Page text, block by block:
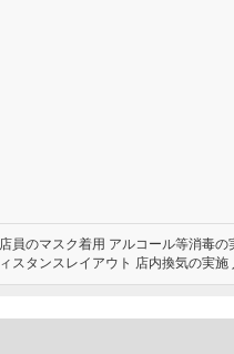
店員のマスク着用 アルコール等消毒の
ィスタンスレイアウト 店内換気の実施